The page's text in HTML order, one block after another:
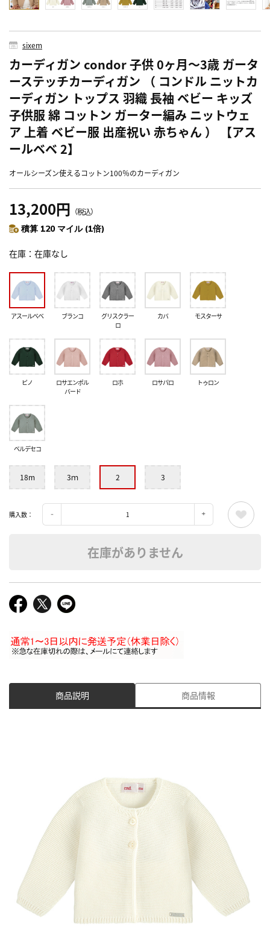
sixem
カーディガン condor 子供 0ヶ月～3歳 ガータ
ーステッチカーディガン （ コンドル ニットカ
ーディガン トップス 羽織 長袖 ベビー キッズ
子供服 綿 コットン ガーター編み ニットウェ
ア 上着 ベビー服 出産祝い 赤ちゃん ） 【アス
ールベベ 2】
オールシーズン使えるコットン100％のカーディガン
13,200円 （税込）
積算 120 マイル (1倍)
在庫 在庫なし
アスールベベ ブランコ
グリスクラー
ロ
カバ モスターサ
ピノ
ロサエンポル
バード
ロホ ロサパロ トゥロン
ベルデセコ
18m 3ｍ 2 3
購入数：
在庫がありません
商品説明 商品情報